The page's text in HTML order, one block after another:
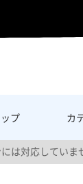
ップ カ
は対応していま